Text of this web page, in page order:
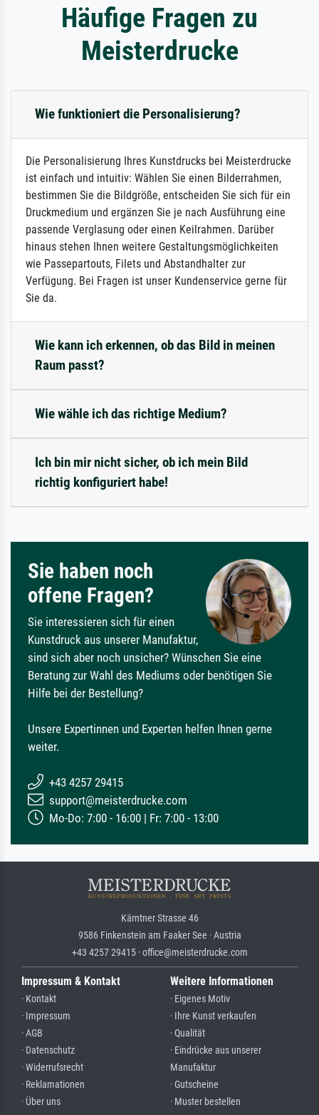
Häufige Fragen zu
Meisterdrucke
Wie funktioniert die Personalisierung?
Die Personalisierung Ihres Kunstdrucks bei Meisterdrucke
ist einfach und intuitiv: Wählen Sie einen Bilderrahmen,
bestimmen Sie die Bildgröße, entscheiden Sie sich für ein
Druckmedium und ergänzen Sie je nach Ausführung eine
passende Verglasung oder einen Keilrahmen. Darüber
hinaus stehen Ihnen weitere Gestaltungsmöglichkeiten
wie Passepartouts, Filets und Abstandhalter zur
Verfügung. Bei Fragen ist unser Kundenservice gerne für
Sie da.
Wie kann ich erkennen, ob das Bild in meinen
Raum passt?
Wie wähle ich das richtige Medium?
Ich bin mir nicht sicher, ob ich mein Bild
richtig konfiguriert habe!
Sie haben noch
offene Fragen?
Sie interessieren sich für einen
Kunstdruck aus unserer Manufaktur,
sind sich aber noch unsicher? Wünschen Sie eine
Beratung zur Wahl des Mediums oder benötigen Sie
Hilfe bei der Bestellung?
Unsere Expertinnen und Experten helfen Ihnen gerne
weiter.
+43 4257 29415
support@meisterdrucke.com
Mo-Do: 7:00 - 16:00 | Fr: 7:00 - 13:00
Kärntner Strasse 46
9586 Finkenstein am Faaker See · Austria
+43 4257 29415 · office@meisterdrucke.com
Impressum & Kontakt
· Kontakt
· Impressum
· AGB
· Datenschutz
· Widerrufsrecht
· Reklamationen
· Über uns
Weitere Informationen
· Eigenes Motiv
· Ihre Kunst verkaufen
· Qualität
· Eindrücke aus unserer
Manufaktur
· Gutscheine
· Muster bestellen